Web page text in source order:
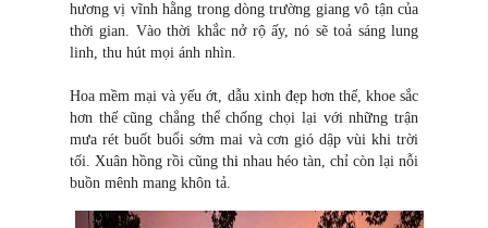
hương vị vĩnh hằng trong dòng trường giang vô tận của
thời gian. Vào thời khắc nở rộ ấy, nó sẽ toả sáng lung
linh, thu hút mọi ánh nhìn.
Hoa mềm mại và yếu ớt, dẫu xinh đẹp hơn thế, khoe sắc
hơn thế cũng chẳng thể chống chọi lại với những trận
mưa rét buốt buổi sớm mai và cơn gió dập vùi khi trời
tối. Xuân hồng rồi cũng thi nhau héo tàn, chỉ còn lại nỗi
buồn mênh mang khôn tả.